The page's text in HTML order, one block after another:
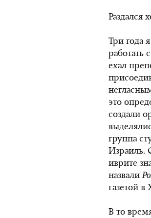
Раздался
Три года
работать
ехал
это
создали
группа
Израиль.
иврите
назвали
газетой в
В то